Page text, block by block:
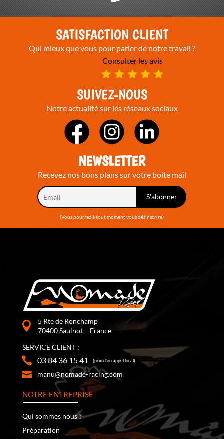
SATISFACTION CLIENT
Qui mieux que vous pour parler de notre travail ?
Consulter les avis
SUIVEZ-NOUS
Notre actualité sur les réseaux sociaux
NEWSLETTER
Recevez nos bons plans sur votre boite mail
(Vous pourrez à tout moment vous désinscrire)
5 Rte de Ronchamp
70400 Saulnot – France
SERVICE CLIENT :
03 84 36 15 41 (prix d’un appel local)
manu@nomade-racing.com
NOTRE ENTREPRISE
Qui sommes nous ?
Préparation